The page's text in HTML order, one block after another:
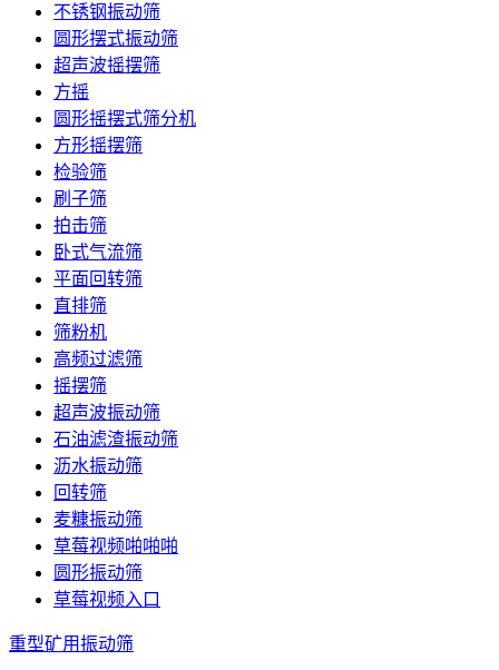
不锈钢振动筛
圆形摆式振动筛
超声波摇摆筛
方摇
圆形摇摆式筛分机
方形摇摆筛
检验筛
刷子筛
拍击筛
卧式气流筛
平面回转筛
直排筛
筛粉机
高频过滤筛
摇摆筛
超声波振动筛
石油滤渣振动筛
沥水振动筛
回转筛
麦糠振动筛
草莓视频啪啪啪
圆形振动筛
草莓视频入口
重型矿用振动筛